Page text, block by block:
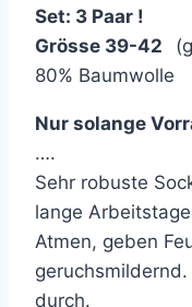
Set: 3 Paar !
Grösse 39-42
80% Baumwolle
Nur solange
….
Sehr robuste
lange
Atmen, geben
durch.